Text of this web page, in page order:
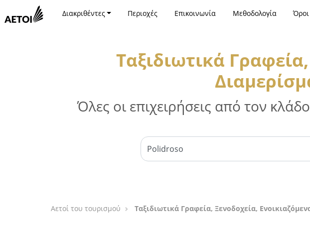
Διακριθέντες Περιοχές Επικοινωνία Μεθοδολογία
Ταξιδιωτικά
Όλες οι επιχειρήσεις από τον
Αετοί του τουρισμού Ταξιδιωτικά Γραφεία, Ξενοδοχεία,